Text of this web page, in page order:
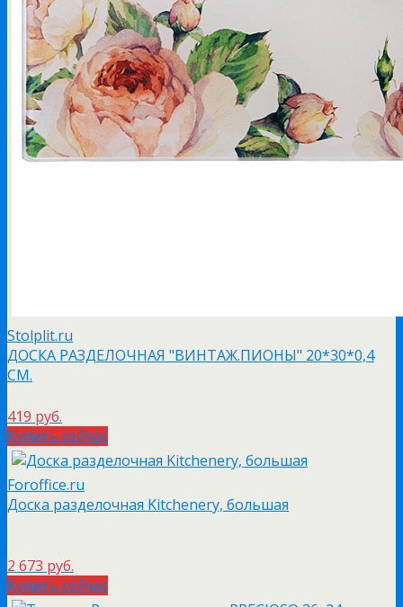
Stolplit.ru
ДОСКА РАЗДЕЛОЧНАЯ "ВИНТАЖ.ПИОНЫ" 20*30*0,4
СМ.
419 руб.
Купить сейчас
Foroffice.ru
Доска разделочная Kitchenery, большая
2 673 руб.
Купить сейчас